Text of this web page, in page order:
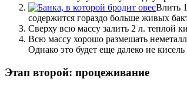
Влить
содержится гораздо больше живых
Сверху всю массу залить 2 л. теплой
Всю массу хорошо размешать
Однако это будет еще далеко не
Этап второй: процеживание